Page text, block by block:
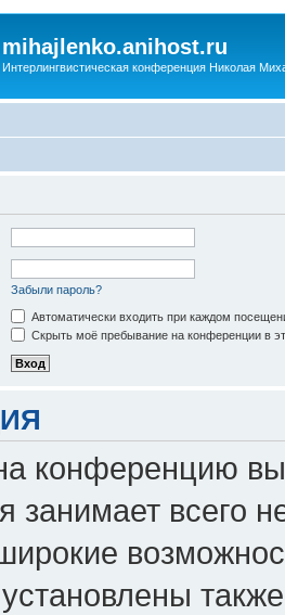
mihajlenko.anihost.ru
Интерлингвистическая конференция Николая
Забыли пароль?
Автоматически входить при каждом
Скрыть моё пребывание на конференции в
конференцию
занимает всего